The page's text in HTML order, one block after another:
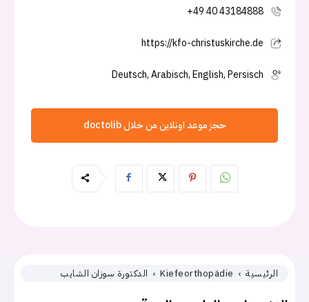
الرئيسية Kiefeorthopädie الدكتورة سوزان الشايب
+49 40 43184888
https://kfo-christuskirche.de
Deutsch, Arabisch, English, Persisch
حجز موعد اونلاين من خلال doctolib